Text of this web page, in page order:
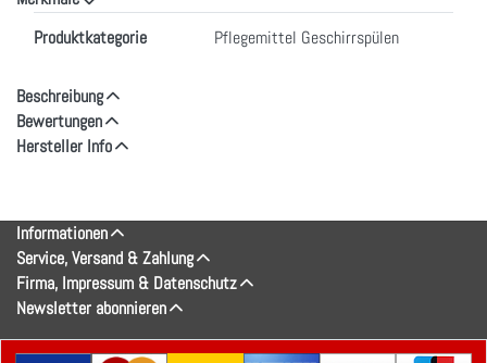
Produktkategorie Pflegemittel Geschirrspülen
Beschreibung
Bewertungen
Hersteller Info
Informationen
Service, Versand & Zahlung
Firma, Impressum & Datenschutz
Newsletter abonnieren